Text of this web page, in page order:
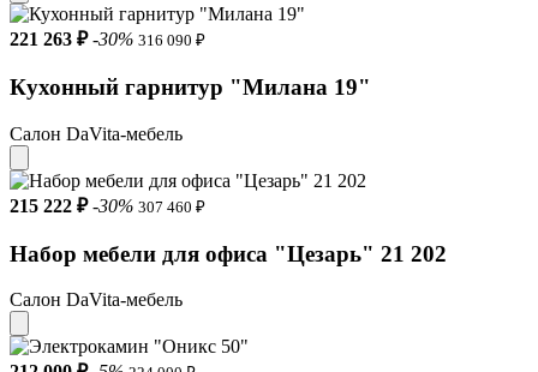
221 263 ₽ -30% 316 090 ₽
Кухонный гарнитур "Милана 19"
Салон DaVita-мебель
215 222 ₽ -30% 307 460 ₽
Набор мебели для офиса "Цезарь" 21 202
Салон DaVita-мебель